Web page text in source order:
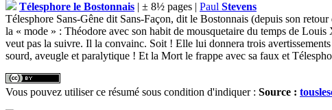
Télesphore le Bostonnais | ± 8½ pages | Paul Stevens
Télesphore Sans-Gêne dit Sans-Façon, dit le Bostonnais (depuis son
la « mode » : Théodore avec son habit de mousquetaire du temps de
veut pas la suivre. Il la convainc. Soit ! Elle lui donnera trois
sourd, aveugle et paralytique ! Et la Mort le frappe avec sa faux et
Vous pouvez utiliser ce résumé sous condition d'indiquer : Source :